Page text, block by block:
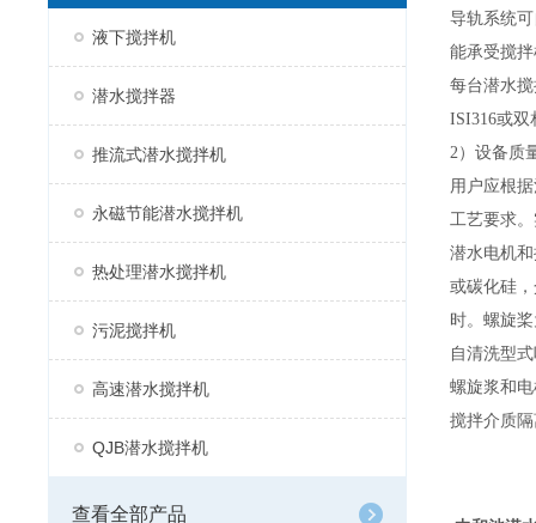
液下搅拌机
潜水搅拌器
推流式潜水搅拌机
永磁节能潜水搅拌机
热处理潜水搅拌机
污泥搅拌机
高速潜水搅拌机
QJB潜水搅拌机
查看全部产品
导轨系统
能承受搅
每台潜水
ISI316或
2） 设备质
用户应根
工艺要求
潜水电机
或碳化硅
时。螺旋
自清洗型
螺旋浆和
搅拌介质